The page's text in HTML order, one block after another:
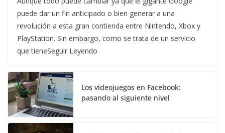
puede dar un fin anticipado o bien generar a una
revolución a esta gran contienda entre Nintendo, Xbox y
PlayStation. Sin embargo, como se trata de un servicio
que tieneSeguir Leyendo
Los videojuegos en Facebook:
pasando al siguiente nivel